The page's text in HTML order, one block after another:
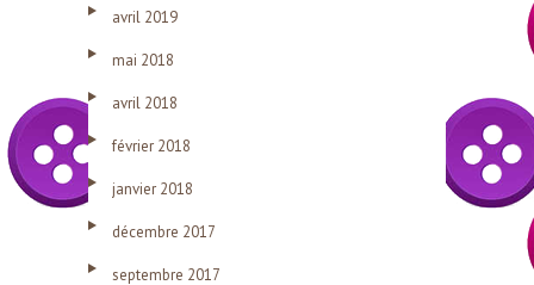
avril 2019
mai 2018
avril 2018
février 2018
janvier 2018
décembre 2017
septembre 2017